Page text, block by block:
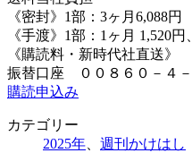
《密封》1部：3ヶ月6,088円
《手渡》1部：1ヶ月 1,520円
《購読料・新時代社直送》
振替口座 ００８６０－４
購読申込み
カテゴリー
2025年
週刊かけはし